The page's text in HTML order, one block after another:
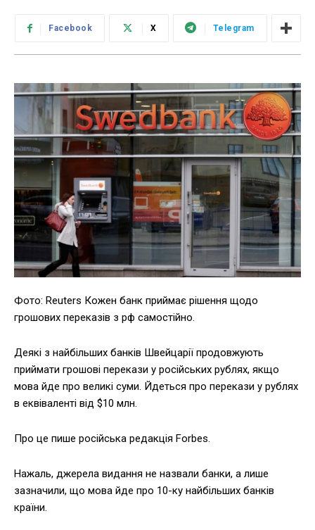
Facebook X Telegram
Фото: Reuters Кожен банк приймає рішення щодо
грошових переказів з рф самостійно.
Деякі з найбільших банків Швейцарії продовжують
приймати грошові перекази у російських рублях, якщо
мова йде про великі суми. Йдеться про перекази у рублях
в еквіваленті від $10 млн.
Про це пише російська редакція Forbes.
Нажаль, джерела видання не назвали банки, а лише
зазначили, що мова йде про 10-ку найбільших банків
країни.